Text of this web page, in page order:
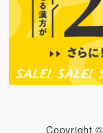
このサイトにつ
ソーシャルメデ
ソーシャルメデ
Copyright